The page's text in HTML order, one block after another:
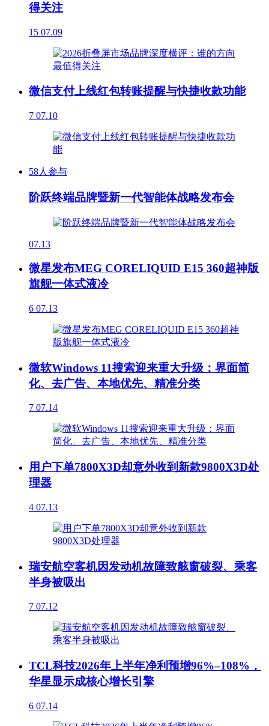
得关注
15 07.09
微信支付上线红包转账提醒与快捷收款功能
7 07.10
58人参与
阶跃终端品牌暨新一代智能体战略发布会
07.13
微星发布MEG CORELIQUID E15 360超神版
旗舰一体式液冷
6 07.13
微软Windows 11搜索迎来重大升级：界面简
化、去广告、本地优先、精准分类
7 07.14
用户下单7800X3D却意外收到新款9800X3D处
理器
4 07.13
瑞安航空客机因发动机故障致舷窗破裂、乘客
半身被吸出
7 07.12
TCL科技2026年上半年净利预增96%–108%，
华星显示成核心增长引擎
6 07.14